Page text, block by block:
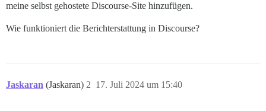
meine selbst gehostete Discourse-Site hinzufügen.
Wie funktioniert die Berichterstattung in Discourse?
Jaskaran (Jaskaran) 17. Juli 2024 um 15:40
2